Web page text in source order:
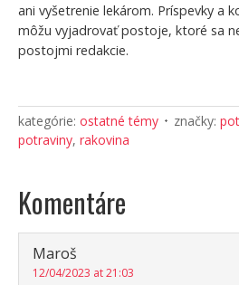
ani vyšetrenie lekárom. Príspevky a
môžu vyjadrovať postoje, ktoré sa
postojmi redakcie.
kategórie: ostatné témy značky:
potraviny, rakovina
Komentáre
Maroš
12/04/2023 at 21:03